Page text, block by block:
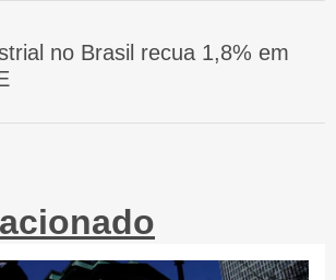
no Brasil recua 1,8% em